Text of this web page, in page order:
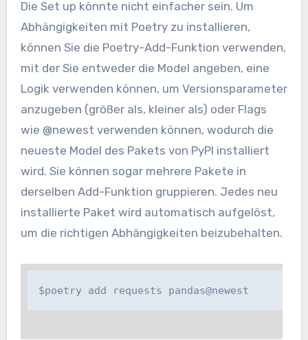
Die Set up könnte nicht einfacher sein. Um
Abhängigkeiten mit Poetry zu installieren,
können Sie die Poetry-Add-Funktion verwenden,
mit der Sie entweder die Model angeben, eine
Logik verwenden können, um Versionsparameter
anzugeben (größer als, kleiner als) oder Flags
wie @newest verwenden können, wodurch die
neueste Model des Pakets von PyPI installiert
wird. Sie können sogar mehrere Pakete in
derselben Add-Funktion gruppieren. Jedes neu
installierte Paket wird automatisch aufgelöst,
um die richtigen Abhängigkeiten beizubehalten.
$poetry add requests pandas@newest